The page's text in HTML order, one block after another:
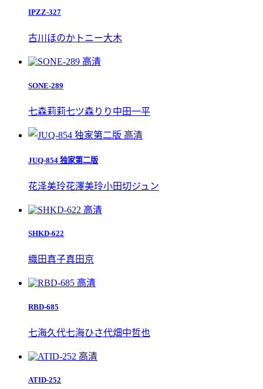
IPZZ-327
古川ほのか トニー大木
高清
SONE-289
七森莉莉七ツ森りり 中田一平
高清
JUQ-854 独家第二版
花泽美玲花澤美玲小田切ジュン
高清
SHKD-622
織田真子真田京
高清
RBD-685
七海久代七海ひさ代畑中哲也
高清
ATID-252